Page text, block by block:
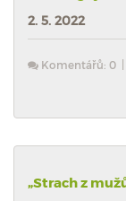
2. 5. 2022
Komentářů: 0 |
„Strach z